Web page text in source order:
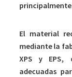
El material
mediante la
XPS y EPS,
adecuadas